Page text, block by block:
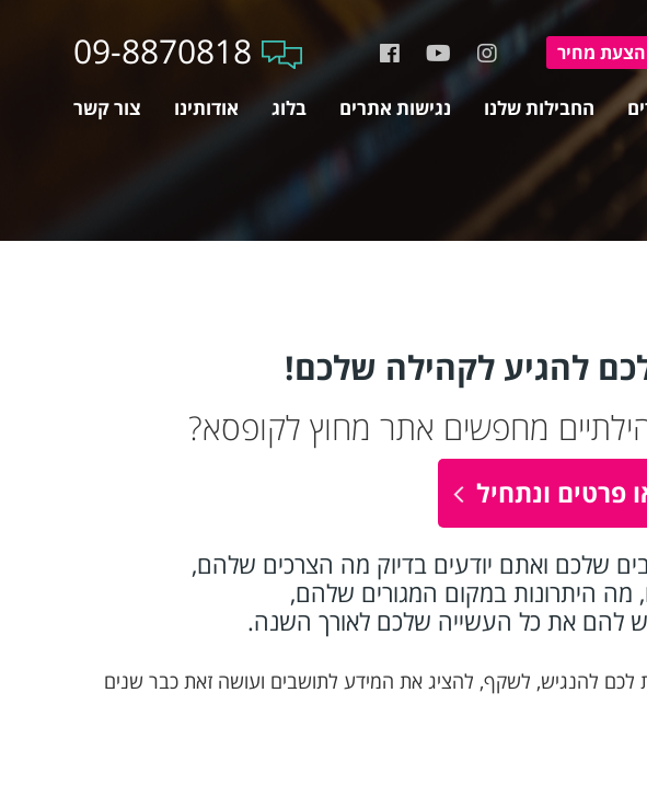
09-8870818 הצעת מחיר
החבילות שלנו נגישות אתרים בלוג אודותינו צור קשר
להגיע לקהילה שלכם!
מחפשים אתר מחוץ לקופסא?
פרטים ונתחיל
שלכם ואתם יודעים בדיוק מה הצרכים שלהם,
מה היתרונות במקום המגורים שלהם,
להם את כל העשייה שלכם לאורך השנה.
לכם להנגיש, לשקף, להציג את המידע לתושבים ועושה זאת כבר שנים